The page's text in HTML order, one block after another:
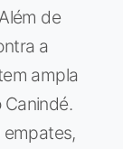
de
a
ampla
empates,